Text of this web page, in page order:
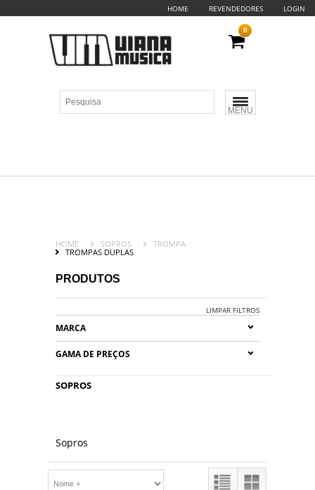
HOME REVENDEDORES LOGIN
MENU
0
HOME SOPROS
TROMPA
TROMPAS DUPLAS
PRODUTOS
LIMPAR FILTROS
MARCA
GAMA DE PREÇOS
SOPROS
Sopros